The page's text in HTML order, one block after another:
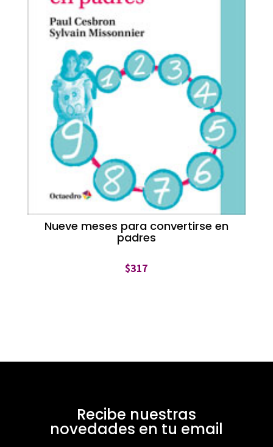
Nueve meses para convertirse en
padres
$317
Recibe nuestras
novedades en tu email